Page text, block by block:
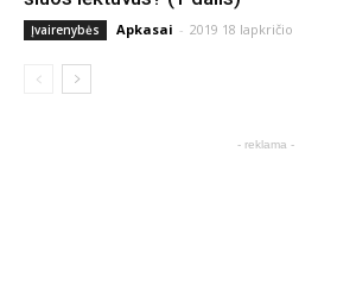
Įvairenybės Apkasai - 2019 18 lapkričio
- reklama -